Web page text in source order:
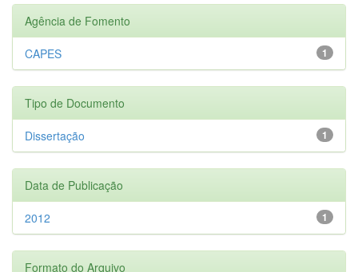
Agência de Fomento
1
CAPES
Tipo de Documento
1
Dissertação
Data de Publicação
1
2012
Formato do Arquivo